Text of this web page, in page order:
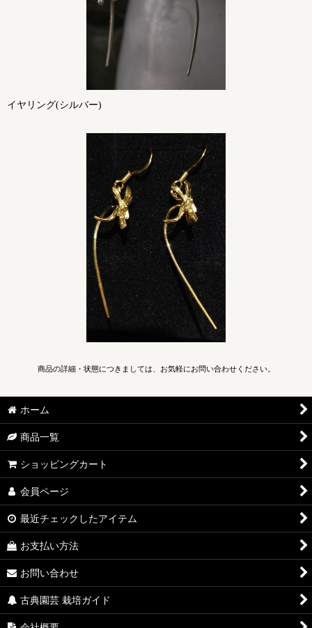
イヤリング(シルバー)
商品の詳細・状態につきましては、お気軽にお問い合わせください。
ホーム
商品一覧
ショッピングカート
会員ページ
最近チェックしたアイテム
お支払い方法
お問い合わせ
古典園芸 栽培ガイド